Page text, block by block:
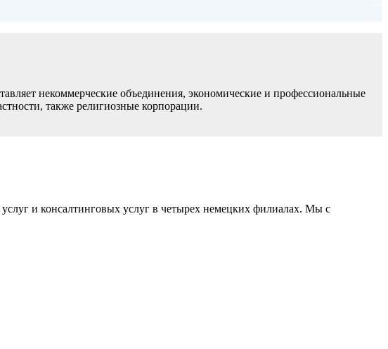
некоммерческие объединения, экономические и профессиональные
также религиозные корпорации.
и консалтинговых услуг в четырех немецких филиалах. Мы с